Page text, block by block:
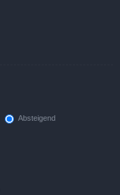
Absteigend